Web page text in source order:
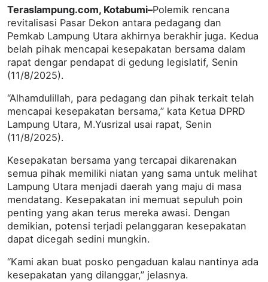
Teraslampung.com, Kotabumi–Polemik rencana
revitalisasi Pasar Dekon antara pedagang dan
Pemkab Lampung Utara akhirnya berakhir juga. Kedua
belah pihak mencapai kesepakatan bersama dalam
rapat dengar pendapat di gedung legislatif, Senin
(11/8/2025).
“Alhamdulillah, para pedagang dan pihak terkait telah
mencapai kesepakatan bersama,” kata Ketua DPRD
Lampung Utara, M.Yusrizal usai rapat, Senin
(11/8/2025).
Kesepakatan bersama yang tercapai dikarenakan
semua pihak memiliki niatan yang sama untuk melihat
Lampung Utara menjadi daerah yang maju di masa
mendatang. Kesepakatan ini memuat sepuluh poin
penting yang akan terus mereka awasi. Dengan
demikian, potensi terjadi pelanggaran kesepakatan
dapat dicegah sedini mungkin.
“Kami akan buat posko pengaduan kalau nantinya ada
kesepakatan yang dilanggar,” jelasnya.